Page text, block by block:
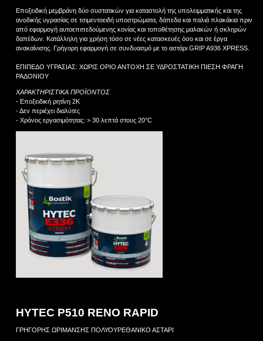
Εποξειδική μεμβράνη δύο συστατικών για καταστολή της υπολειμματικής και της
ανοδικής υγρασίας σε τσιμεντοειδή υποστρώματα, δάπεδα και παλιά πλακάκια πριν
από εφαρμογή αυτοεπιπεδούμενης κονίας και τοποθέτησης μαλακών ή σκληρών
δαπέδων. Κατάλληλη για χρήση τόσο σε νέες κατασκευές όσο και σε έργα
ανακαίνισης. Γρήγορη εφαρμογή σε συνδυασμό με το αστάρι GRIP A936 XPRESS.
ΕΠΙΠΕΔΟ ΥΓΡΑΣΙΑΣ: ΧΩΡΙΣ ΟΡΙΟ ΑΝΤΟΧΗ ΣΕ ΥΔΡΟΣΤΑΤΙΚΗ ΠΙΕΣΗ ΦΡΑΓΗ
ΡΑΔΟΝΙΟΥ
ΧΑΡΑΚΤΗΡΙΣΤΙΚΑ ΠΡΟΪΟΝΤΟΣ
- Εποξειδική ρητίνη 2Κ
- Δεν περιέχει διαλύτες
- Χρόνος εργασιμότητας: > 30 λεπτά στους 20°C
HYTEC P510 RENO RAPID
ΓΡΗΓΟΡΗΣ ΩΡΙΜΑΝΣΗΣ ΠΟΛΥΟΥΡΕΘΑΝΙΚΟ ΑΣΤΑΡΙ